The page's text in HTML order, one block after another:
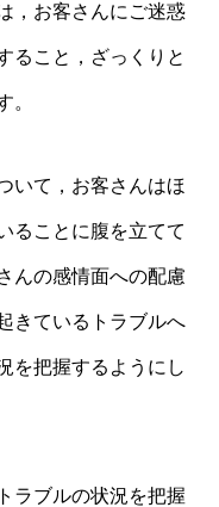
，お客さんにご迷惑
ること，ざっくりと
。
いて，お客さんはほ
ることに腹を立てて
んの感情面への配慮
きているトラブルへ
を把握するようにし
ラブルの状況を把握